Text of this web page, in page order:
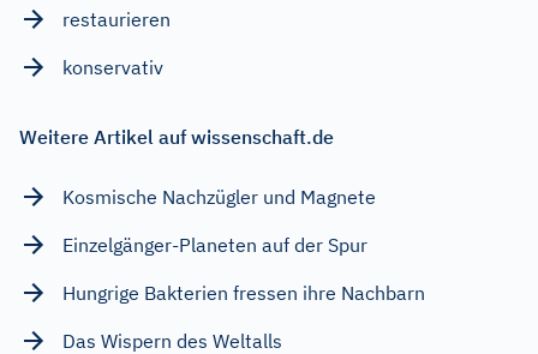
restaurieren
konservativ
Weitere Artikel auf wissenschaft.de
Kosmische Nachzügler und Magnete
Einzelgänger-Planeten auf der Spur
Hungrige Bakterien fressen ihre Nachbarn
Das Wispern des Weltalls